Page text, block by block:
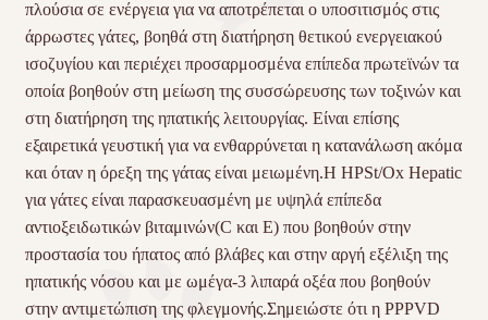
πλούσια σε ενέργεια για να αποτρέπεται ο υποσιτισμός στις
άρρωστες γάτες, βοηθά στη διατήρηση θετικού ενεργειακού
ισοζυγίου και περιέχει προσαρμοσμένα επίπεδα πρωτεϊνών τα
οποία βοηθούν στη μείωση της συσσώρευσης των τοξινών και
στη διατήρηση της ηπατικής λειτουργίας. Είναι επίσης
εξαιρετικά γευστική για να ενθαρρύνεται η κατανάλωση ακόμα
και όταν η όρεξη της γάτας είναι μειωμένη.Η HPSt/Ox Hepatic
για γάτες είναι παρασκευασμένη με υψηλά επίπεδα
αντιοξειδωτικών βιταμινών(C και Ε) που βοηθούν στην
προστασία του ήπατος από βλάβες και στην αργή εξέλιξη της
ηπατικής νόσου και με ωμέγα-3 λιπαρά οξέα που βοηθούν
στην αντιμετώπιση της φλεγμονής.Σημειώστε ότι η PPPVD